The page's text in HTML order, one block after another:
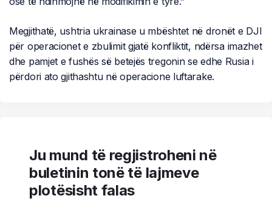
Megjithatë, ushtria ukrainase u mbështet në dronët e DJI
për operacionet e zbulimit gjatë konfliktit, ndërsa imazhet
dhe pamjet e fushës së betejës tregonin se edhe Rusia i
përdori ato gjithashtu në operacione luftarake.
Ju mund të regjistroheni në
buletinin tonë të lajmeve
plotësisht falas